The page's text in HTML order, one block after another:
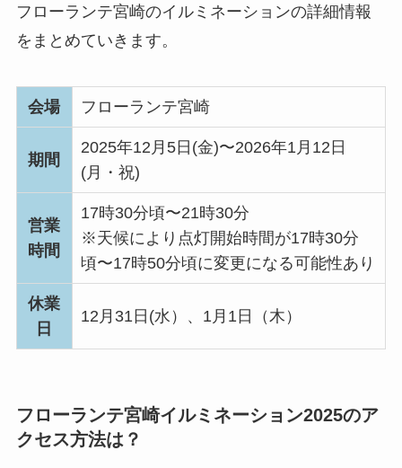
フローランテ宮崎のイルミネーションの詳細情報
をまとめていきます。
会場 フローランテ宮崎
期間
2025年12月5日(金)〜2026年1月12日
(月・祝)
営業
時間
17時30分頃〜21時30分
※天候により点灯開始時間が17時30分
頃〜17時50分頃に変更になる可能性あり
休業
日
12月31日(水）、1月1日（木）
フローランテ宮崎イルミネーション2025のア
クセス方法は？